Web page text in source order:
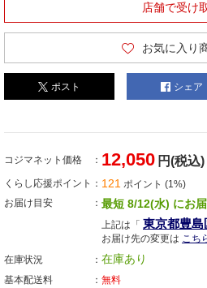
店舗で受け
お気に入り
ポスト シェア
コジマネット価格 12,050 円(税込)
くらし応援ポイント 121 ポイント (1%)
お届け目安
最短 8/12(水) にお
上記は「 東京都豊島
お届け先の変更は こち
在庫状況
在庫あり
基本配送料
無料